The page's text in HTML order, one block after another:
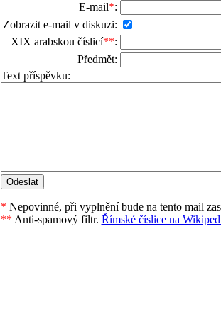
E-mail*:
Zobrazit e-mail v diskuzi:
XIX arabskou číslicí**:
Předmět:
Text příspěvku:
* Nepovinné, při vyplnění bude na tento mail
** Anti-spamový filtr. Římské číslice na